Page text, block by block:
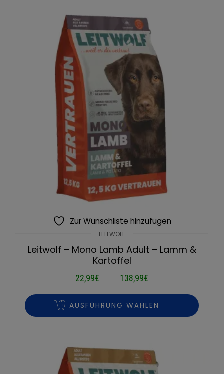
Zur Wunschliste hinzufügen
LEITWOLF
Leitwolf – Mono Lamb Adult – Lamm &
Kartoffel
22,99€ – 138,99€
bis
AUSFÜHRUNG WÄHLEN